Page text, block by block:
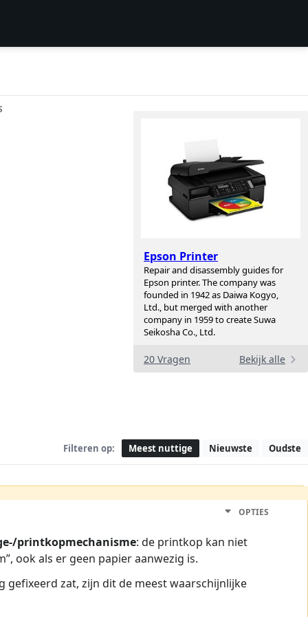
Epson Printer
Repair and disassembly guides for
Epson printer. The company was
founded in 1942 as Daiwa Kogyo,
Ltd., but merged with another
company in 1959 to create Suwa
Seikosha Co., Ltd.
20 Vragen Bekijk alle
Filteren op: Meest nuttige Nieuwste Oudste
OPTIES
printkopmechanisme: de printkop kan niet
ook als er geen papier aanwezig is.
zat, zijn dit de meest waarschijnlijke